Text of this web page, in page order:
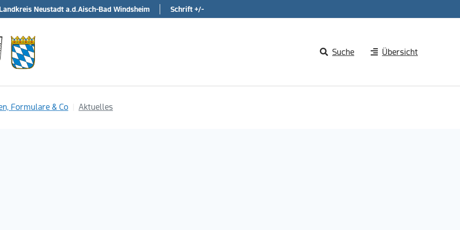
Neustadt a.d.Aisch-Bad Windsheim Schrift +/-
Suche Übersicht
Formulare & Co Aktuelles